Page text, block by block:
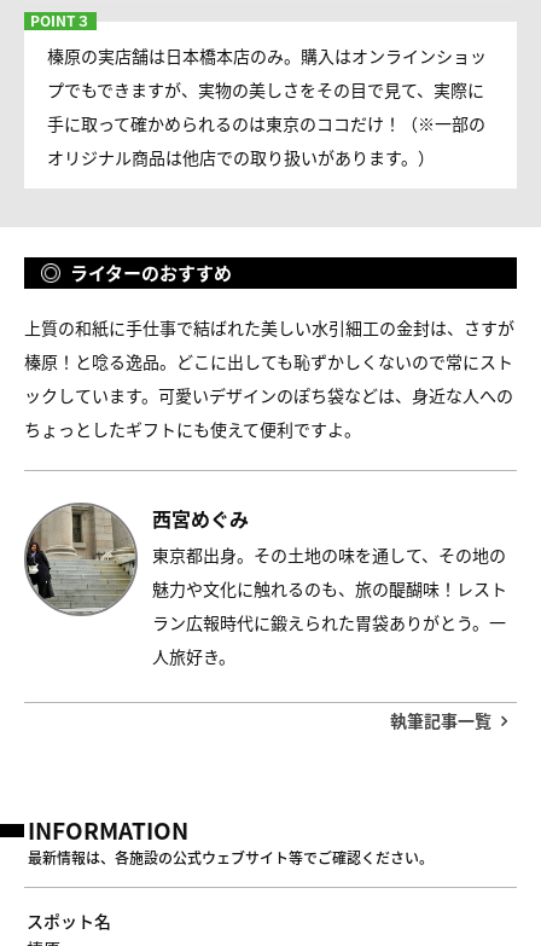
榛原の実店舗は日本橋本店のみ。購入はオンラインショッ
プでもできますが、実物の美しさをその目で見て、実際に
手に取って確かめられるのは東京のココだけ！（※一部の
オリジナル商品は他店での取り扱いがあります。）
ライターのおすすめ
上質の和紙に手仕事で結ばれた美しい水引細工の金封は、さすが
榛原！と唸る逸品。どこに出しても恥ずかしくないので常にスト
ックしています。可愛いデザインのぽち袋などは、身近な人への
ちょっとしたギフトにも使えて便利ですよ。
西宮めぐみ
東京都出身。その土地の味を通して、その地の
魅力や文化に触れるのも、旅の醍醐味！レスト
ラン広報時代に鍛えられた胃袋ありがとう。一
人旅好き。
執筆記事一覧
INFORMATION
最新情報は、各施設の公式ウェブサイト等でご確認ください。
スポット名